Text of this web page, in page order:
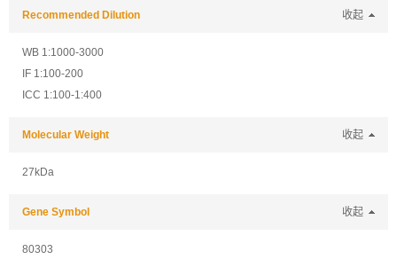
Recommended Dilution 收起
WB 1:1000-3000
IF 1:100-200
ICC 1:100-1:400
Molecular Weight 收起
27kDa
Gene Symbol 收起
80303